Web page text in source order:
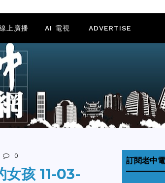
上廣播 AI 電視 ADVERTISE
0
女孩 11-03-
訂閱老中